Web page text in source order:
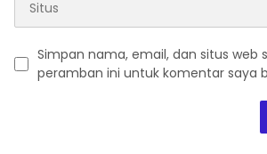
Simpan nama, email, dan situs web
peramban ini untuk komentar saya